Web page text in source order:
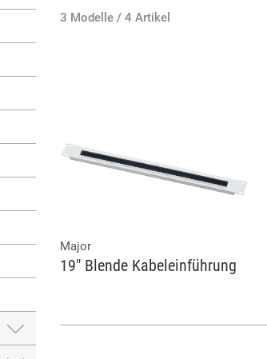
3 Modelle / 4 Artikel
Major
19" Blende Kabeleinführung